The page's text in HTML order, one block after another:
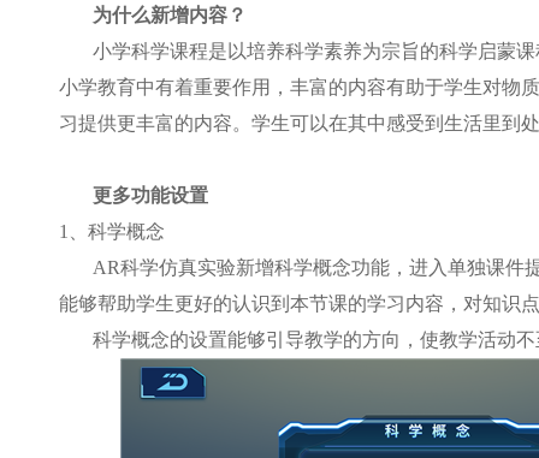
为什么新增内容？
小学科学课程是以培养科学素养为宗旨的科学启蒙
小学教育中有着重要作用，丰富的内容有助于学生对物
习提供更丰富的内容。学生可以在其中感受到生活里到
更多功能设置
1
、科学概念
AR科学仿真实验新增科学概念功能，进入单独课件
能够帮助学生更好的认识到本节课的学习内容，对知识
科学概念的设置能够引导教学的方向，使教学活动